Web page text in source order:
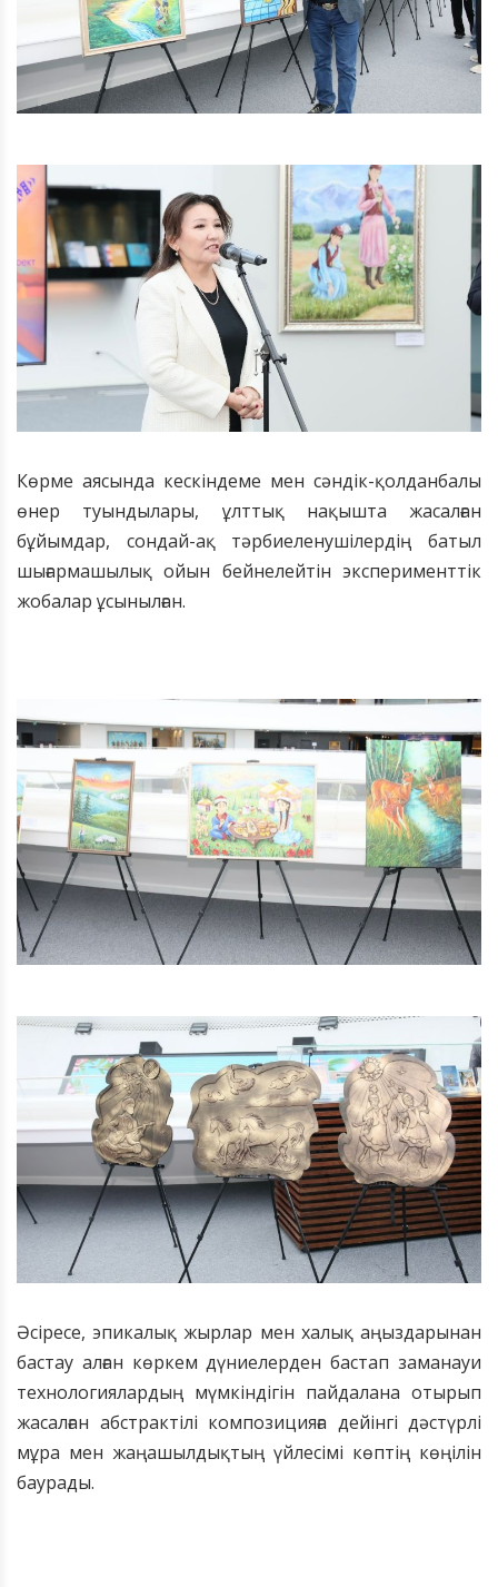
Көрме аясында кескіндеме мен сәндік-қолданбалы
өнер туындылары, ұлттық нақышта жасалған
бұйымдар, сондай-ақ тәрбиеленушілердің батыл
шығармашылық ойын бейнелейтін эксперименттік
жобалар ұсынылған.
Әсіресе, эпикалық жырлар мен халық аңыздарынан
бастау алған көркем дүниелерден бастап заманауи
технологиялардың мүмкіндігін пайдалана отырып
жасалған абстрактілі композицияға дейінгі дәстүрлі
мұра мен жаңашылдықтың үйлесімі көптің көңілін
баурады.